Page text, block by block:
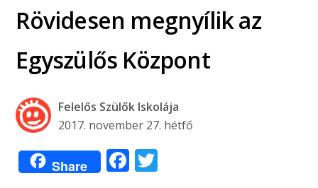
Rövidesen megnyílik az
Egyszülős Központ
Felelős Szülők Iskolája
2017. november 27. hétfő
Share Facebook